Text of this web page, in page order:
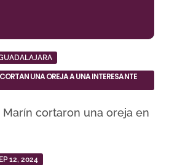
UNA OREJA A UNA INTERESANTE
12, 2024